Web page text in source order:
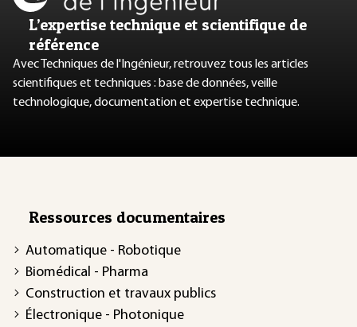
L’expertise technique et scientifique de
référence
Avec Techniques de l'Ingénieur, retrouvez tous les articles
scientifiques et techniques : base de données, veille
technologique, documentation et expertise technique.
Ressources documentaires
Automatique - Robotique
Biomédical - Pharma
Construction et travaux publics
Électronique - Photonique